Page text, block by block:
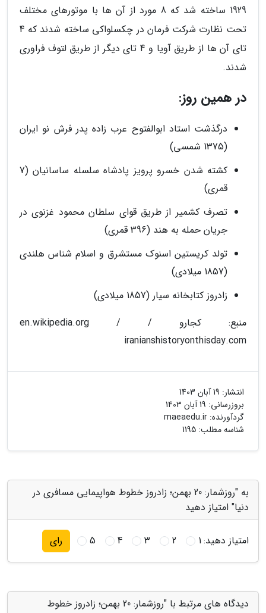
1929 ساخته شد که 8 مورد از آن ها با موتورهای مختلف
تحت نظارت شرکت فرمان در چکسلواکی ساخته شدند که 4
تای آن ها از طریق آویا و 4 تای دیگر از طریق لتوف فراوری
شدند.
در همین روز:
درگذشت استاد ابوالفتوح عرب زاده پدر فرش نو ایران
(1375 شمسی)
کشته شدن خسرو پرویز پادشاه سلسله ساسانیان (7
قمری)
تصرف کشمیر از طریق قوای سلطان محمود غزنوی در
جریان حمله به هند (396 قمری)
تولد کریستین اسنوک مستشرق و اسلام شناس هلندی
(1857 میلادی)
زادروز کتابخانه سیار (1857 میلادی)
منبع: کجارو / en.wikipedia.org /
iranianshistoryonthisday.com
انتشار: 19 آبان 1403
بروزرسانی: 19 آبان 1403
گردآورنده: maeaedu.ir
شناسه مطلب: 1195
به "روزشمار: 20 بهمن؛ زادروز خطوط هواپیمایی مسافری در
دنیا" امتیاز دهید
امتیاز دهید:1
2
3
4
5 رای
دیدگاه های مرتبط با "روزشمار: 20 بهمن؛ زادروز خطوط